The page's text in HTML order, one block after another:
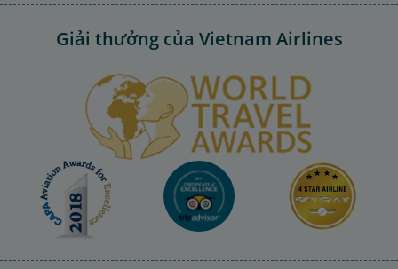
Giải thưởng của Vietnam Airlines